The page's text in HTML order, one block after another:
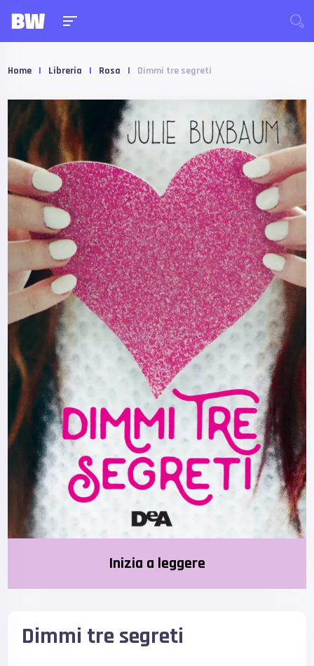
Home | Libreria | Rosa | Dimmi tre segreti
Inizia a leggere
Dimmi tre segreti